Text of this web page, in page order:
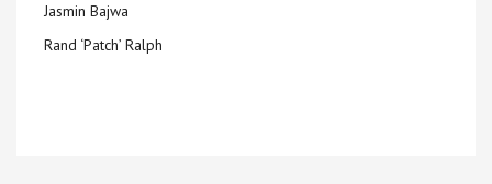
Jasmin Bajwa
Rand ‘Patch’ Ralph